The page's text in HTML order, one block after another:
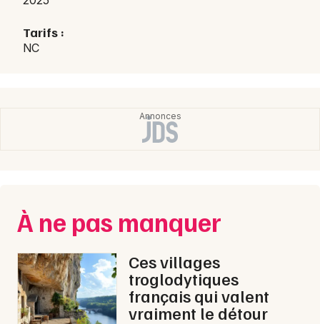
Tarifs :
NC
À ne pas manquer
Ces villages
troglodytiques
français qui valent
vraiment le détour